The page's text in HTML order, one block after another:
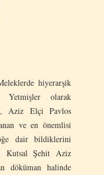
hiyerarşik
olarak
Aziz Elçi Pavlos
ve en önemlisi
dair bildiklerini
Kutsal Şehit Aziz
döküman halinde